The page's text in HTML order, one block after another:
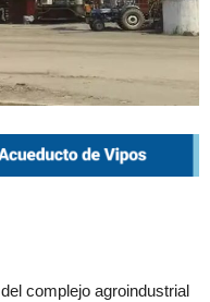
complejo agroindustrial